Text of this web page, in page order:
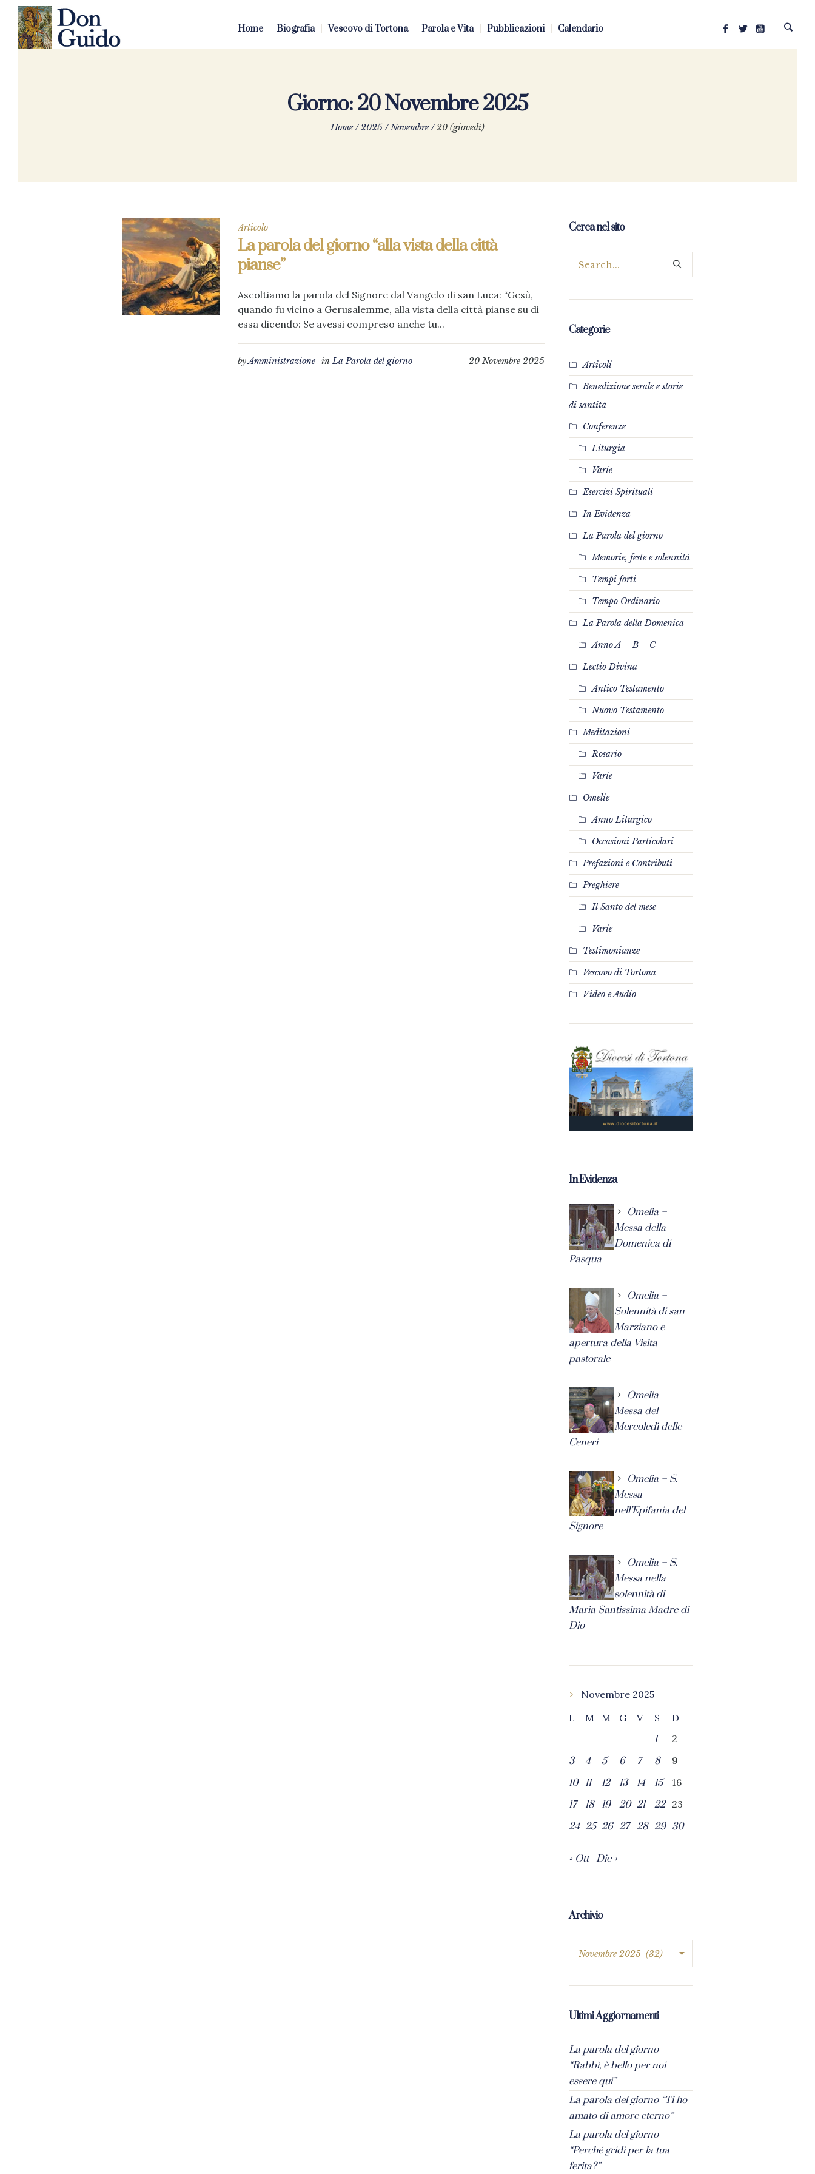
Home Biografia Vescovo di Tortona Parola e Vita Pubblicazioni Calendario
Giorno:20 Novembre 2025
Home /2025 /Novembre /20 (giovedì)
Articolo
La parola del giorno “alla vista della città
pianse”
Ascoltiamo la parola del Signore dal Vangelo di san Luca: “Gesù,
quando fu vicino a Gerusalemme, alla vista della città pianse su di
essa dicendo: Se avessi compreso anche tu...
20 Novembre 2025
byAmministrazione inLa Parola del giorno
Cerca nel sito
Categorie
Articoli
Benedizione serale e storie
di santità
Conferenze
Liturgia
Varie
Esercizi Spirituali
In Evidenza
La Parola del giorno
Memorie, feste e solennità
Tempi forti
Tempo Ordinario
La Parola della Domenica
Anno A – B – C
Lectio Divina
Antico Testamento
Nuovo Testamento
Meditazioni
Rosario
Varie
Omelie
Anno Liturgico
Occasioni Particolari
Prefazioni e Contributi
Preghiere
Il Santo del mese
Varie
Testimonianze
Vescovo di Tortona
Video e Audio
In Evidenza
Omelia –
Messa della
Domenica di
Pasqua
Omelia –
Solennità di san
Marziano e
apertura della Visita
pastorale
Omelia –
Messa del
Mercoledì delle
Ceneri
Omelia – S.
Messa
nell’Epifania del
Signore
Omelia – S.
Messa nella
solennità di
Maria Santissima Madre di
Dio
Novembre 2025
L
M M G V S
D
1
2
3
4 5 6 7 8
9
10
11 12 13 14 15
16
17
18 19 20 21 22
23
24 25 26 27 28 29 30
« Ott Dic »
Archivio
Ultimi Aggiornamenti
La parola del giorno
“Rabbì, è bello per noi
essere qui”
La parola del giorno “Ti ho
amato di amore eterno”
La parola del giorno
“Perché gridi per la tua
ferita?”